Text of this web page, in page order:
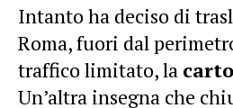
Intanto ha deciso di
Roma, fuori dal
traffico limitato, la
Un’altra insegna che